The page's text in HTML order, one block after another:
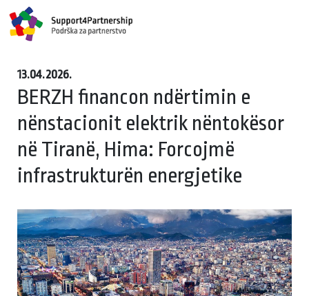
13.04.2026.
BERZH financon ndërtimin e
nënstacionit elektrik nëntokësor
në Tiranë, Hima: Forcojmë
infrastrukturën energjetike